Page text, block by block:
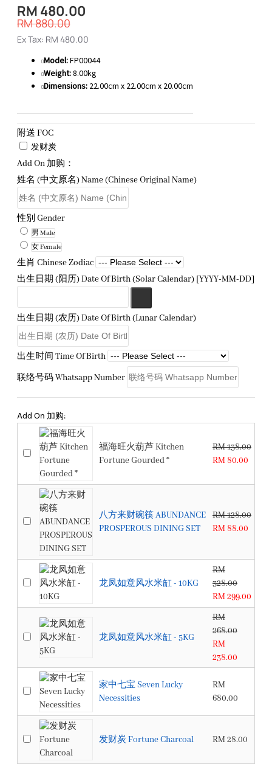
RM 480.00
RM 880.00
Ex Tax: RM 480.00
Model:FP00044
Weight:8.00kg
Dimensions: 22.00cm x 22.00cm x 20.00cm
附送 FOC
发财炭
Add On 加购：
姓名 (中文原名) Name (Chinese Original Name)
性别 Gender
男 Male
女 Female
生肖 Chinese Zodiac
出生日期 (阳历) Date Of Birth (Solar Calendar) [YYYY-MM-DD]
出生日期 (农历) Date Of Birth (Lunar Calendar)
出生时间 Time Of Birth
联络号码 Whatsapp Number
Add On 加购:
福海旺火葫芦 Kitchen
Fortune Gourded *
RM 138.00
RM 80.00
八方来财碗筷 ABUNDANCE
PROSPEROUS DINING SET
RM 128.00
RM 88.00
龙凤如意风水米缸 - 10KG
RM
328.00
RM 299.00
龙凤如意风水米缸 - 5KG
RM
268.00
RM
238.00
家中七宝 Seven Lucky
Necessities
RM
680.00
发财炭 Fortune Charcoal RM 28.00